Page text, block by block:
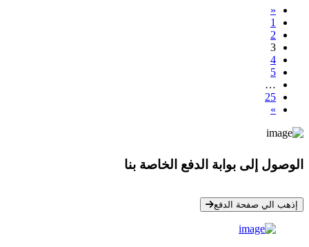
«
1
2
3
4
5
…
25
»
الوصول إلى بوابة الدفع الخاصة بنا
إذهب الي صفحة الدفع